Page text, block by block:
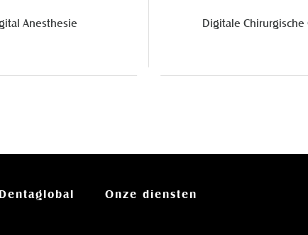
Anesthesie Digitale Chirurgische
Dentaglobal Onze diensten